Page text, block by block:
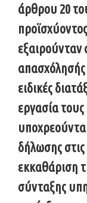
άρθρου 20
εξαιρούνταν
απασχόλησής
ειδικές
εργασία τους
δήλωσης
εκκαθάριση
σύνταξης